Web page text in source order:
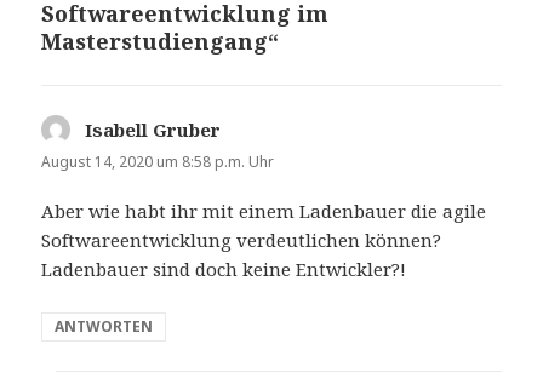
Softwareentwicklung im
Masterstudiengang“
Isabell Gruber
August 14, 2020 um 8:58 p.m. Uhr
Aber wie habt ihr mit einem Ladenbauer die agile
Softwareentwicklung verdeutlichen können?
Ladenbauer sind doch keine Entwickler?!
ANTWORTEN